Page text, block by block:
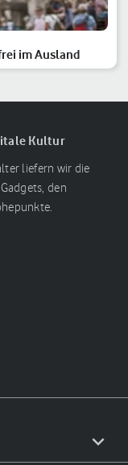
im Ausland
Kultur
liefern wir die
den